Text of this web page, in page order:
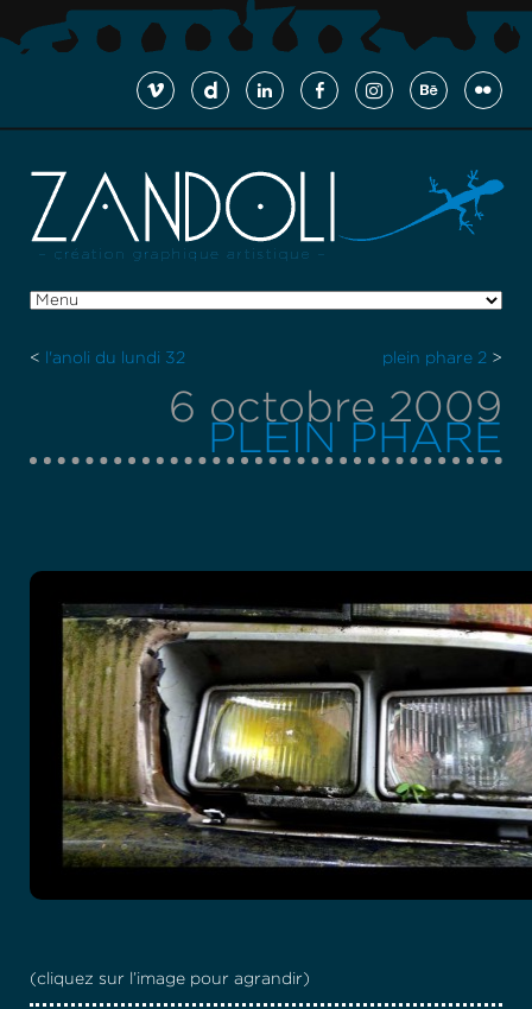
< l'anoli du lundi 32 plein phare 2 >
6 octobre 2009
PLEIN PHARE
(cliquez sur l’image pour agrandir)